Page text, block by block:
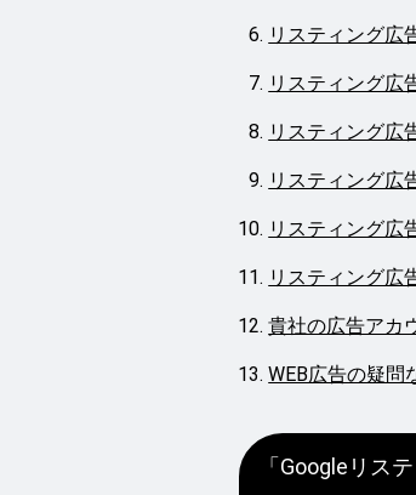
リスティング広
リスティング広
リスティング広
リスティング広
リスティング広
リスティング広
貴社の広告アカ
WEB広告の疑問
「Googleリス